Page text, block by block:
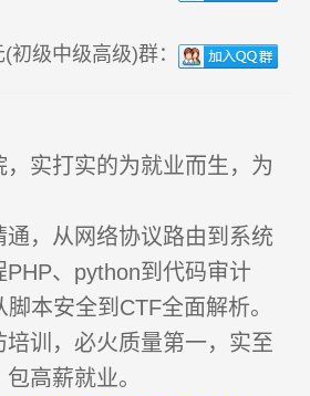
级中级高级)群：
实打实的为就业而生，为
通，从网络协议路由到系统
、python到代码审计
本安全到CTF全面解析。
培训，必火质量第一，实至
高薪就业。